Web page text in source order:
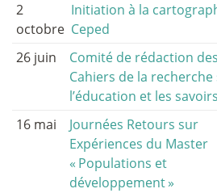
2
octobre
Initiation à la
Ceped
26 juin
Comité de rédaction des
Cahiers de la
l’éducation et les savoirs
16 mai
Journées Retours sur
Expériences du Master
« Populations et
développement»